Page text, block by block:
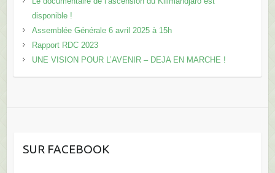
disponible !
Assemblée Générale 6 avril 2025 à 15h
Rapport RDC 2023
UNE VISION POUR L’AVENIR – DEJA EN MARCHE !
SUR FACEBOOK